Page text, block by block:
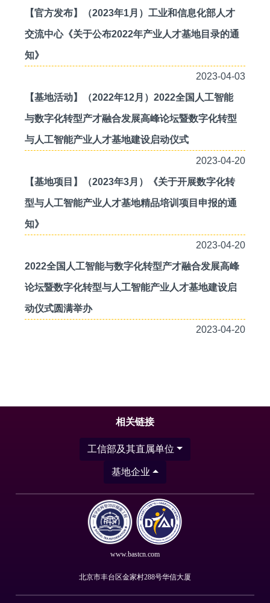
【官方发布】（2023年1月）工业和信息化部人才
交流中心《关于公布2022年产业人才基地目录的通
知》
2023-04-03
【基地活动】（2022年12月）2022全国人工智能
与数字化转型产才融合发展高峰论坛暨数字化转型
与人工智能产业人才基地建设启动仪式
2023-04-20
【基地项目】（2023年3月）《关于开展数字化转
型与人工智能产业人才基地精品培训项目申报的通
知》
2023-04-20
2022全国人工智能与数字化转型产才融合发展高峰
论坛暨数字化转型与人工智能产业人才基地建设启
动仪式圆满举办
2023-04-20
相关链接
工信部及其直属单位
基地企业
www.bastcn.com
北京市丰台区金家村288号华信大厦